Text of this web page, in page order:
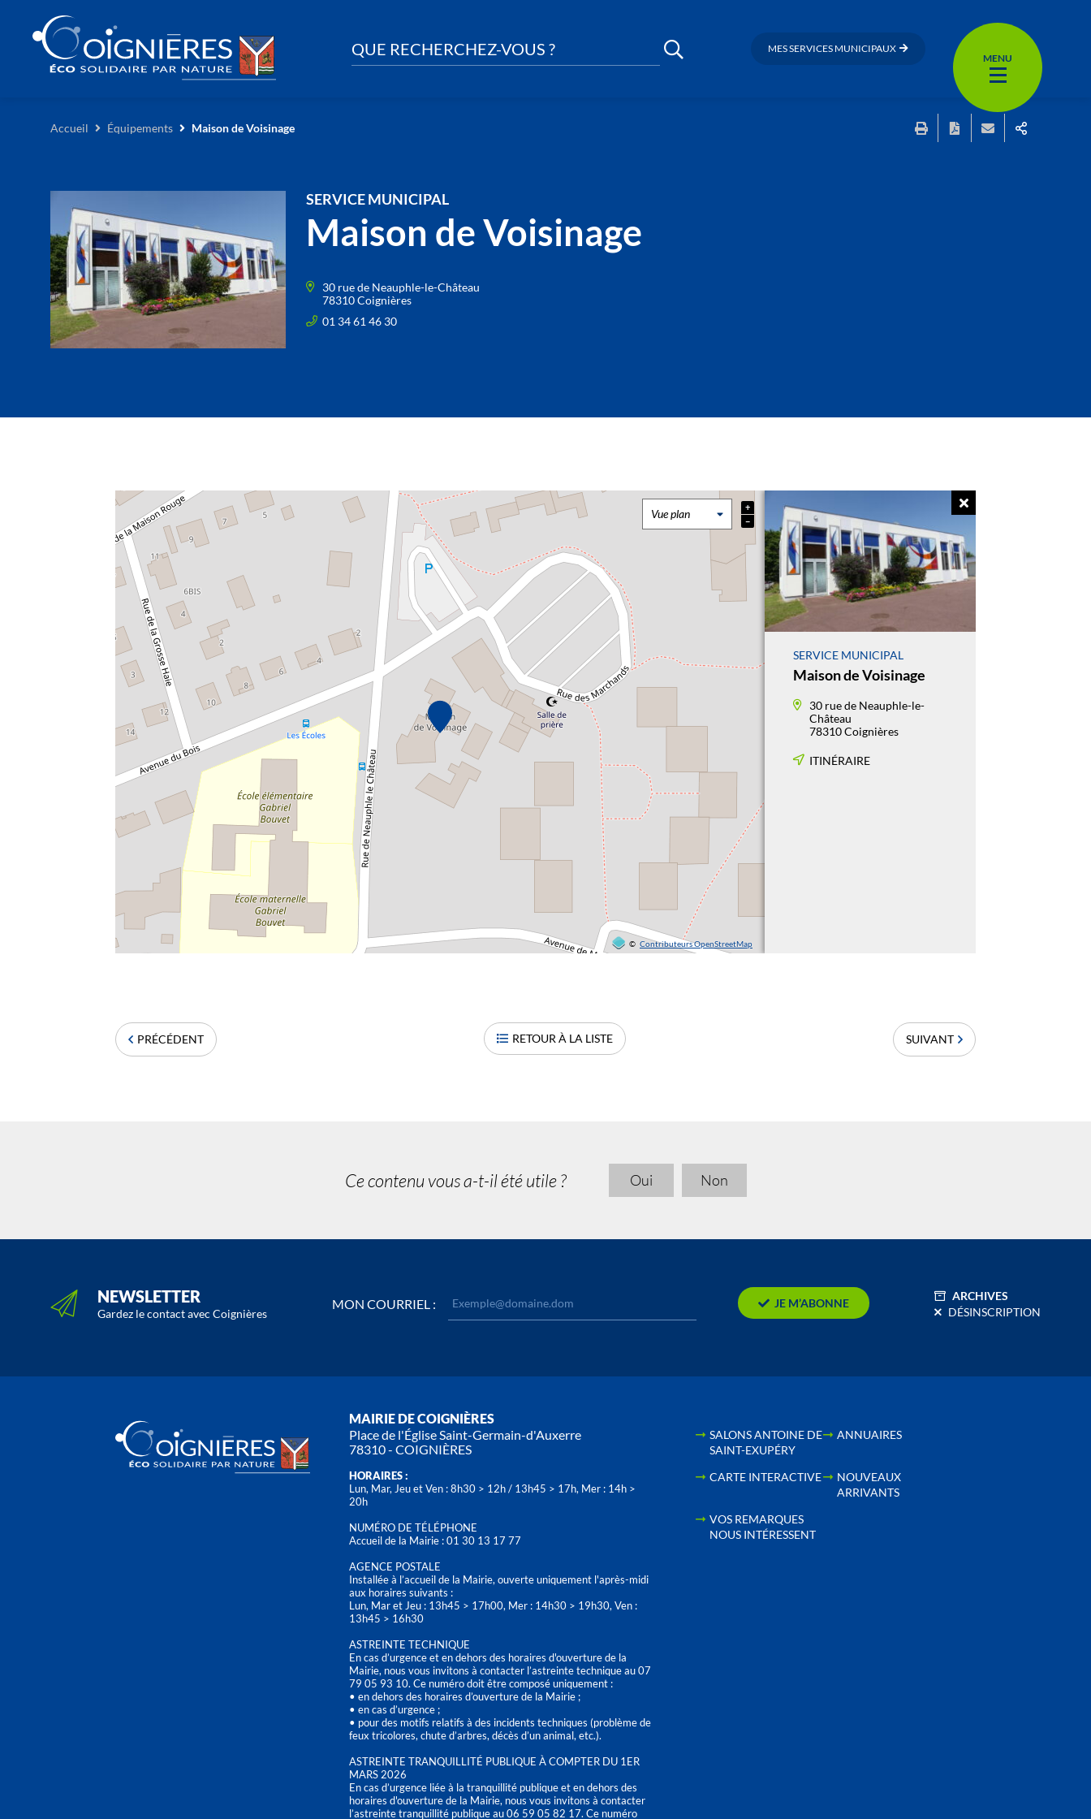
QUE RECHERCHEZ-VOUS ? MES SERVICES MUNICIPAUX
MENU
Accueil Équipements Maison de Voisinage
SERVICE MUNICIPAL
Maison de Voisinage
30 rue de Neauphle-le-Château
78310 Coignières
01 34 61 46 30
© Contributeurs OpenStreetMap
+
−
SERVICE MUNICIPAL
Maison de Voisinage
30 rue de Neauphle-le-
Château
78310 Coignières
ITINÉRAIRE
PRÉCÉDENT RETOUR À LA LISTE SUIVANT
Ce contenu vous a-t-il été utile ? Oui Non
NEWSLETTER
Gardez le contact avec Coignières
MON COURRIEL : JE M’ABONNE
ARCHIVES
DÉSINSCRIPTION
MAIRIE DE COIGNIÈRES
Place de l'Église Saint-Germain-d'Auxerre
78310 - COIGNIÈRES
HORAIRES :
Lun, Mar, Jeu et Ven : 8h30 > 12h / 13h45 > 17h, Mer : 14h >
20h
NUMÉRO DE TÉLÉPHONE
Accueil de la Mairie : 01 30 13 17 77
AGENCE POSTALE
Installée à l’accueil de la Mairie, ouverte uniquement l'après-midi
aux horaires suivants :
Lun, Mar et Jeu : 13h45 > 17h00, Mer : 14h30 > 19h30, Ven :
13h45 > 16h30
ASTREINTE TECHNIQUE
En cas d’urgence et en dehors des horaires d'ouverture de la
Mairie, nous vous invitons à contacter l’astreinte technique au 07
79 05 93 10. Ce numéro doit être composé uniquement :
• en dehors des horaires d’ouverture de la Mairie ;
• en cas d’urgence ;
• pour des motifs relatifs à des incidents techniques (problème de
feux tricolores, chute d’arbres, décès d’un animal, etc.).
ASTREINTE TRANQUILLITÉ PUBLIQUE À COMPTER DU 1ER
MARS 2026
En cas d’urgence liée à la tranquillité publique et en dehors des
horaires d'ouverture de la Mairie, nous vous invitons à contacter
l’astreinte tranquillité publique au 06 59 05 82 17. Ce numéro
SALONS ANTOINE DE
SAINT-EXUPÉRY
ANNUAIRES
CARTE INTERACTIVE
NOUVEAUX
ARRIVANTS
VOS REMARQUES
NOUS INTÉRESSENT